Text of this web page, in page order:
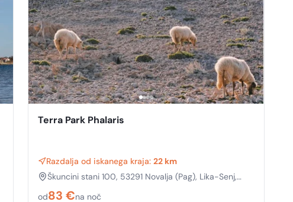
Terra Park Phalaris
Razdalja od iskanega kraja: 22 km
Škuncini stani 100, 53291 Novalja (Pag), Lika-Senj,
Croatia
od83 €na noč